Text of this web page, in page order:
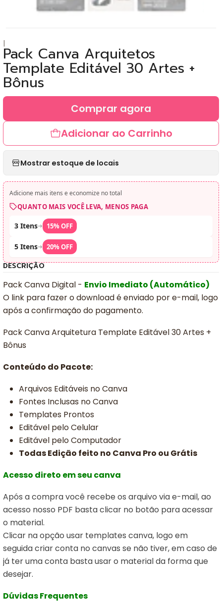
|Pack Canva Arquitetos
Template Editável 30 Artes +
Bônus
Adicionar ao Carrinho
Comprar agora
Mostrar estoque de locais
Adicione mais itens e economize no total
QUANTO MAIS VOCÊ LEVA, MENOS PAGA
3 Itens➜ 15% OFF
5 Itens➜ 20% OFF
DESCRIÇÃO
Pack Canva Digital - Envio Imediato (Automático)
O link para fazer o download é enviado por e-mail, logo
após a confirmação do pagamento.
Pack Canva Arquitetura Template Editável 30 Artes +
Bônus
Conteúdo do Pacote:
Arquivos Editáveis no Canva
Fontes Inclusas no Canva
Templates Prontos
Editável pelo Celular
Editável pelo Computador
Todas Edição feito no Canva Pro ou Grátis
Acesso direto em seu canva
Após a compra você recebe os arquivo via e-mail, ao
acesso nosso PDF basta clicar no botão para acessar
o material.
Clicar na opção usar templates canva, logo em
seguida criar conta no canvas se não tiver, em caso de
já ter uma conta basta usar o material da forma que
desejar.
Dúvidas Frequentes